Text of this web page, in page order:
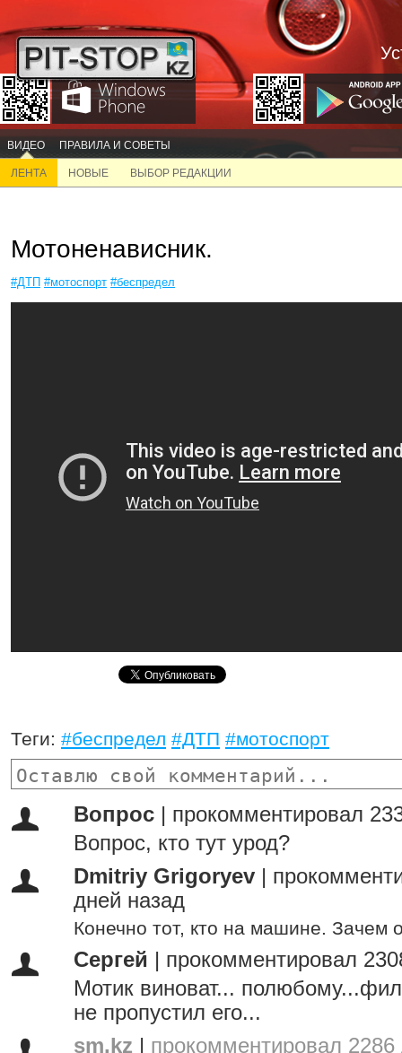
ВИДЕО ПРАВИЛА И СОВЕТЫ
ЛЕНТА НОВЫЕ ВЫБОР РЕДАКЦИИ
Мотоненависник.
#ДТП #мотоспорт #беспредел
Теги: #беспредел #ДТП #мотоспорт
Вопрос
прокомментировал
Вопрос, кто тут урод?
Dmitriy Grigoryev
дней назад
Конечно тот, кто на машине. Зачем
Сергей
прокомментировал
Мотик виноват...
не пропустил его...
sm.kz
прокомментировал 2286